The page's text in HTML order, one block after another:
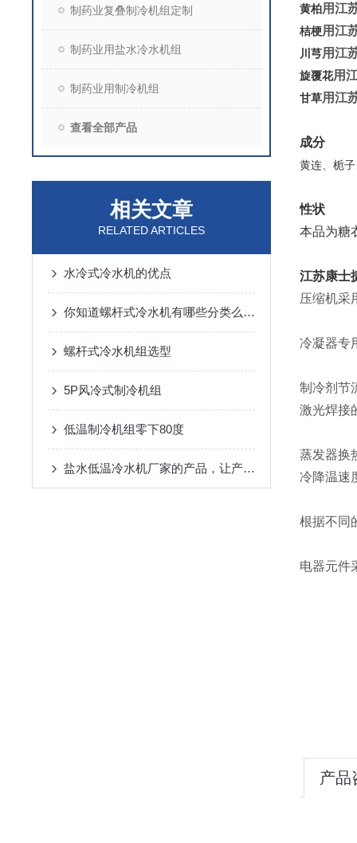
制药业复叠制冷机组定制
制药业用盐水冷水机组
制药业用制冷机组
查看全部产品
相关文章
RELATED ARTICLES
水冷式冷水机的优点
你知道螺杆式冷水机有哪些分类么？看看本篇吧
螺杆式冷水机组选型
5P风冷式制冷机组
低温制冷机组零下80度
盐水低温冷水机厂家的产品，让产品品质更稳定
黄柏用江
桔梗用江
川芎用江
旋覆花用
甘草用江
成分
黄连、栀
性状
本品为糖
江苏康士
压缩机采
冷凝器专
制冷剂节
激光焊接
蒸发器换
冷降温速
根据不同
电器元件
产品